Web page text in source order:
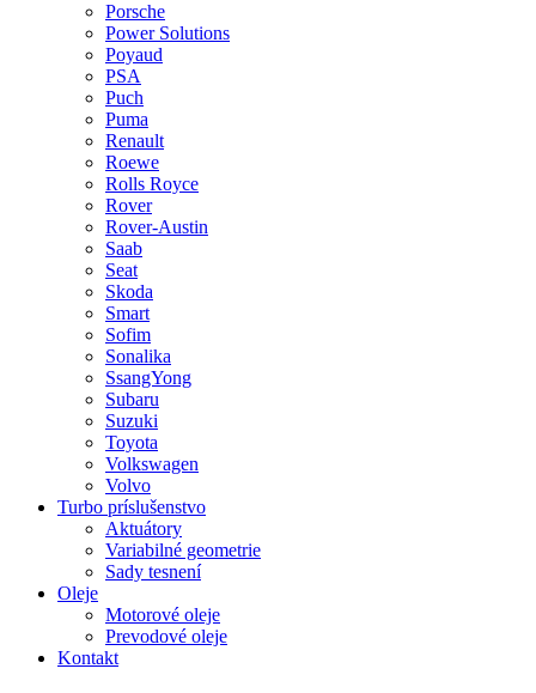
Porsche
Power Solutions
Poyaud
PSA
Puch
Puma
Renault
Roewe
Rolls Royce
Rover
Rover-Austin
Saab
Seat
Skoda
Smart
Sofim
Sonalika
SsangYong
Subaru
Suzuki
Toyota
Volkswagen
Volvo
Turbo príslušenstvo
Aktuátory
Variabilné geometrie
Sady tesnení
Oleje
Motorové oleje
Prevodové oleje
Kontakt